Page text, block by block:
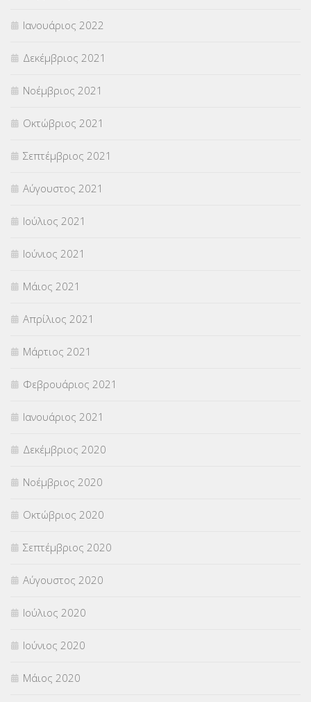
Ιανουάριος 2022
Δεκέμβριος 2021
Νοέμβριος 2021
Οκτώβριος 2021
Σεπτέμβριος 2021
Αύγουστος 2021
Ιούλιος 2021
Ιούνιος 2021
Μάιος 2021
Απρίλιος 2021
Μάρτιος 2021
Φεβρουάριος 2021
Ιανουάριος 2021
Δεκέμβριος 2020
Νοέμβριος 2020
Οκτώβριος 2020
Σεπτέμβριος 2020
Αύγουστος 2020
Ιούλιος 2020
Ιούνιος 2020
Μάιος 2020